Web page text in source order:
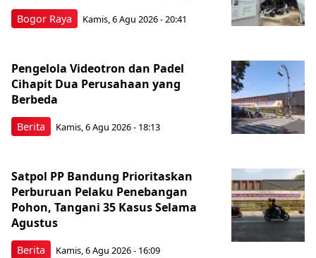
Bogor Raya Kamis, 6 Agu 2026 - 20:41
Berita
Pengelola Videotron dan Padel
Cihapit Dua Perusahaan yang
Berbeda
Kamis, 6 Agu 2026 - 18:13
Berita
Satpol PP Bandung Prioritaskan
Perburuan Pelaku Penebangan
Pohon, Tangani 35 Kasus Selama
Agustus
Kamis, 6 Agu 2026 - 16:09